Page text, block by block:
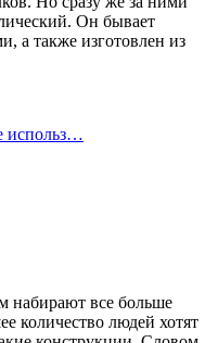
Он бывает
а также изготовлен из
использ…
набирают все больше
количество людей хотят